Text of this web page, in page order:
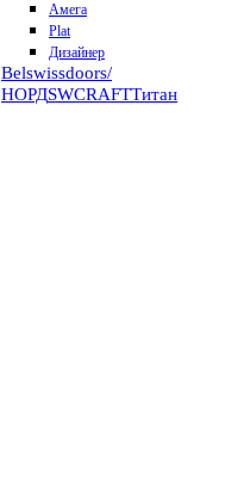
Амега
Plat
Дизайнер
Belswissdoors/
НОРДSWCRAFTТитан